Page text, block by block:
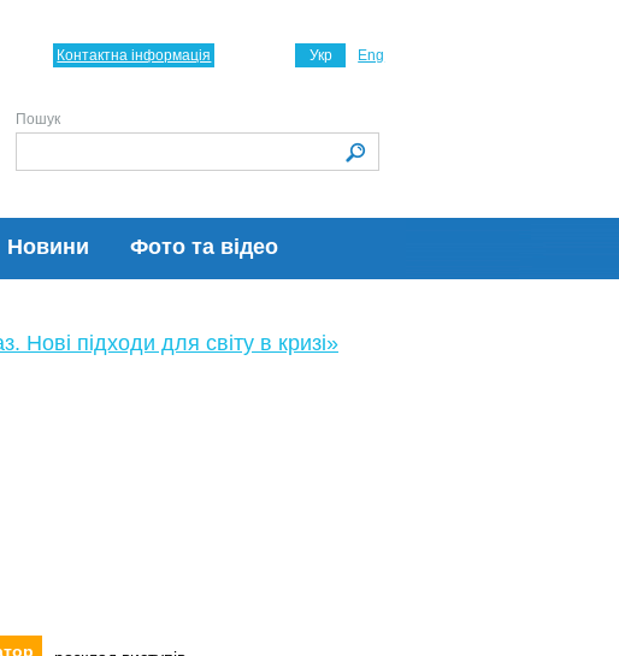
Новини Фото та відео
Укр Eng
Контактна інформація
Пошук
Нові підходи для світу в кризі»